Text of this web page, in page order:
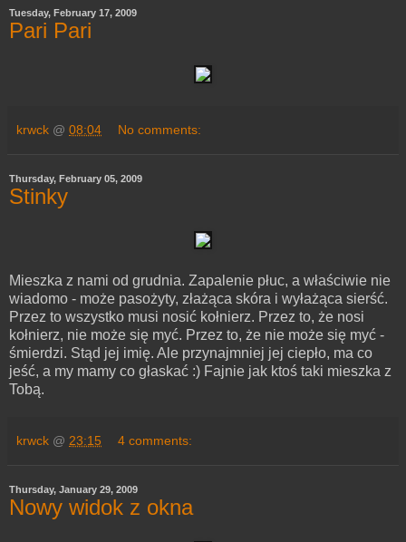
Tuesday, February 17, 2009
Pari Pari
krwck @ 08:04 No comments:
Thursday, February 05, 2009
Stinky
Mieszka z nami od grudnia. Zapalenie płuc, a właściwie nie
wiadomo - może pasożyty, złażąca skóra i wyłażąca sierść.
Przez to wszystko musi nosić kołnierz. Przez to, że nosi
kołnierz, nie może się myć. Przez to, że nie może się myć -
śmierdzi. Stąd jej imię. Ale przynajmniej jej ciepło, ma co
jeść, a my mamy co głaskać :) Fajnie jak ktoś taki mieszka z
Tobą.
krwck @ 23:15 4 comments:
Thursday, January 29, 2009
Nowy widok z okna